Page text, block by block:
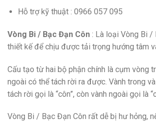
Hỗ trợ kỹ thuật : 0966 057 095
Vòng Bi / Bạc Đạn Côn : Là loại Vòng Bi
thiết kế để chịu được tải trọng hướng tâm
Cấu tạo từ hai bộ phận chính là cụm vòng
ngoài có thể tách rời ra được. Vành trong
tách rời gọi là “côn”, còn vành ngoài gọi là
Vòng Bi / Bạc Đạn Côn rất dễ bị hư hỏng,